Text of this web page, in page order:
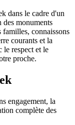
dans le cadre d'un
des monuments
familles, connaissons
courants et la
respect et le
proche.
engagement, la
complète des